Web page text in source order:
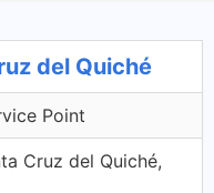
del Quiché
Point
Cruz del Quiché,